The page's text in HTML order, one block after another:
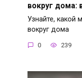
вокруг дома:
Узнайте, какой
вокруг дома
0 239